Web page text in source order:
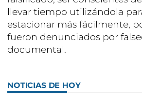
llevar tiempo utilizándola
estacionar más fácilmente,
fueron denunciados por
documental.
NOTICIAS DE HOY